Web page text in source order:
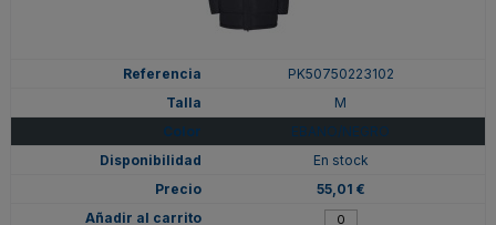
PK50750223102
M
EBANO/NEGRO
En stock
55,01 €